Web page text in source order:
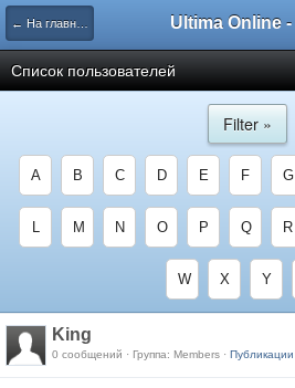
← На главную
Список пользователей
Filter »
A B C D E F G
L M N O P Q R
W X Y
King
0 сообщений · Группа: Members · Публикации